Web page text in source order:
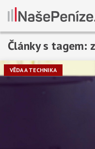
Články s tagem:
VĚDA A TECHNIKA